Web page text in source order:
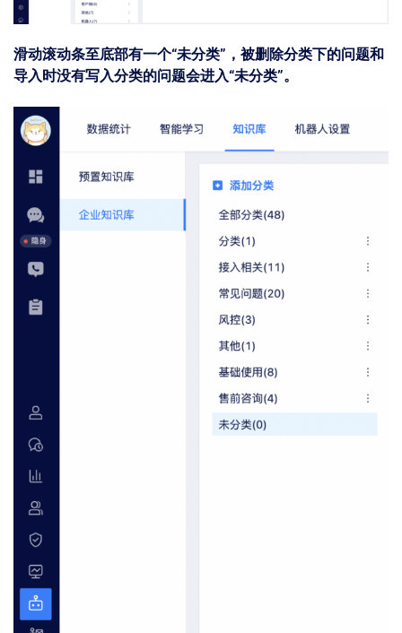
滑动滚动条至底部有⼀个“未分类”，被删除分类下的问题和
导入时没有写入分类的问题会进入“未分类”。